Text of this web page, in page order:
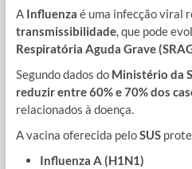
A Influenza é uma infecção viral
transmissibilidade, que pode
Respiratória Aguda Grave
Segundo dados do Ministério da
reduzir entre 60% e 70% dos
relacionados à doença.
A vacina oferecida peloSUS
Influenza A (H1N1)